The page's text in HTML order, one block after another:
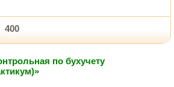
400
по бухучету